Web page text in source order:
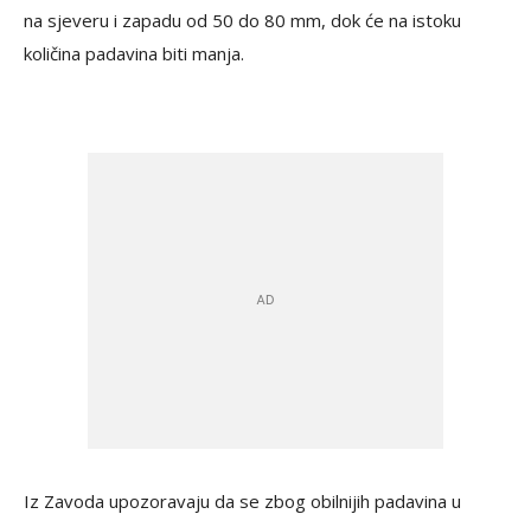
na sjeveru i zapadu od 50 do 80 mm, dok će na istoku
količina padavina biti manja.
Iz Zavoda upozoravaju da se zbog obilnijih padavina u